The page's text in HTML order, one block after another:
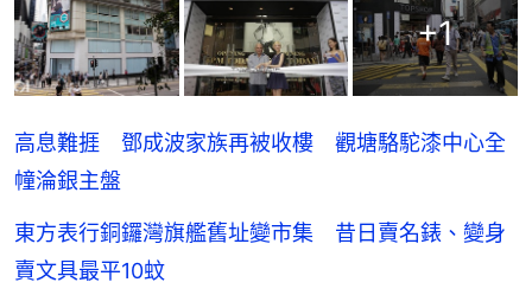
+1
高息難捱 鄧成波家族再被收樓 觀塘駱駝漆中心全
幢淪銀主盤
東方表行銅鑼灣旗艦舊址變市集 昔日賣名錶、變身
賣文具最平10蚊